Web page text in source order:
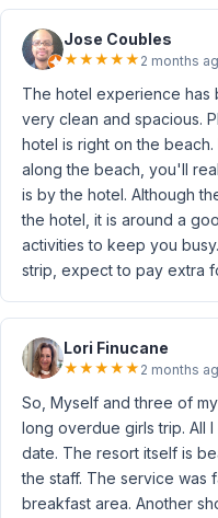
Jose Coubles
★★★★★ 2 months
The hotel experience has
very clean and spacious.
hotel is right on the
along the beach, you'll
is by the hotel. Although
the hotel, it is around a
activities to keep you
strip, expect to pay extra
Lori Finucane
★★★★★ 2 months
So, Myself and three of
long overdue girls trip. All
date. The resort itself is
the staff. The service was
breakfast area. Another